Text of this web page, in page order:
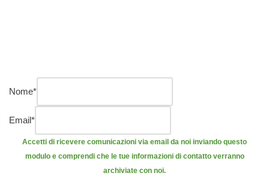
Nome*
Email*
Accetti di ricevere comunicazioni via email da noi inviando questo
modulo e comprendi che le tue informazioni di contatto verranno
archiviate con noi.